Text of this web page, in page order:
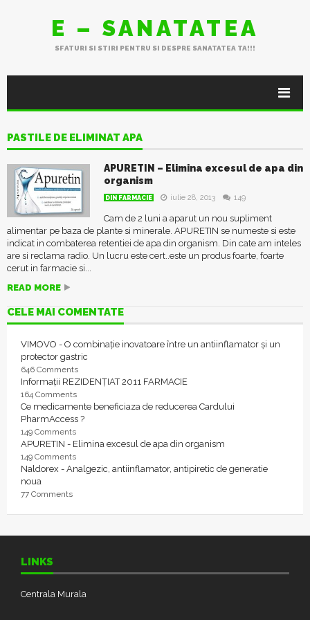
E – SANATATEA
SFATURI SI STIRI PENTRU SI DESPRE SANATATEA TA!!!
PASTILE DE ELIMINAT APA
APURETIN – Elimina excesul de apa din
organism
DIN FARMACIE iulie 28, 2013 149
Cam de 2 luni a aparut un nou supliment
alimentar pe baza de plante si minerale. APURETIN se numeste si este
indicat in combaterea retentiei de apa din organism. Din cate am inteles
are si reclama radio. Un lucru este cert..este un produs foarte, foarte
cerut in farmacie si...
READ MORE
CELE MAI COMENTATE
VIMOVO - O combinație inovatoare între un antiinflamator și un
protector gastric
646 Comments
Informații REZIDENȚIAT 2011 FARMACIE
164 Comments
Ce medicamente beneficiaza de reducerea Cardului
PharmAccess ?
149 Comments
APURETIN - Elimina excesul de apa din organism
149 Comments
Naldorex - Analgezic, antiinflamator, antipiretic de generatie
noua
77 Comments
LINKS
Centrala Murala